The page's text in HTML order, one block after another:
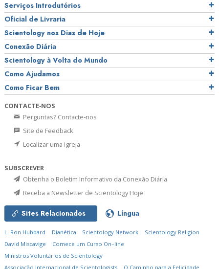
Serviços Introdutórios
Oficial de Livraria
Scientology nos Dias de Hoje
Conexão Diária
Scientology à Volta do Mundo
Como Ajudamos
Como Ficar Bem
CONTACTE‑NOS
Perguntas? Contacte‑nos
Site de Feedback
Localizar uma Igreja
SUBSCREVER
Obtenha o Boletim Informativo da Conexão Diária
Receba a Newsletter de Scientology Hoje
Sites Relacionados Língua
L. Ron Hubbard Dianética Scientology Network
Scientology Religion
David Miscavige
Comece um Curso On–line
Ministros Voluntários de Scientology
Associação Internacional de Scientologists
O Caminho para a Felicidade